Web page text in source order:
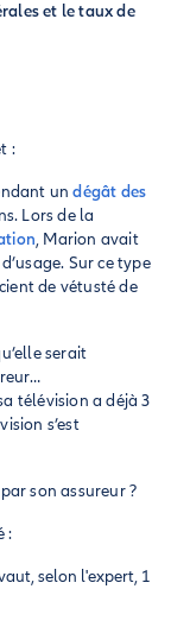
et le taux de
:
undégât des
Lors de la
, Marion avait
Sur ce type
de vétusté de
serait
télévision a déjà 3
s’est
son assureur ?
:
selon l'expert, 1